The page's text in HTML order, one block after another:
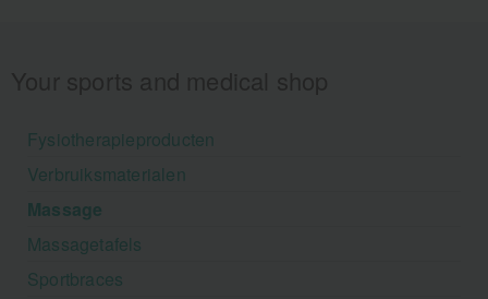
Fysiotherapieproducten
Verbruiksmaterialen
Massage
Massagetafels
Sportbraces